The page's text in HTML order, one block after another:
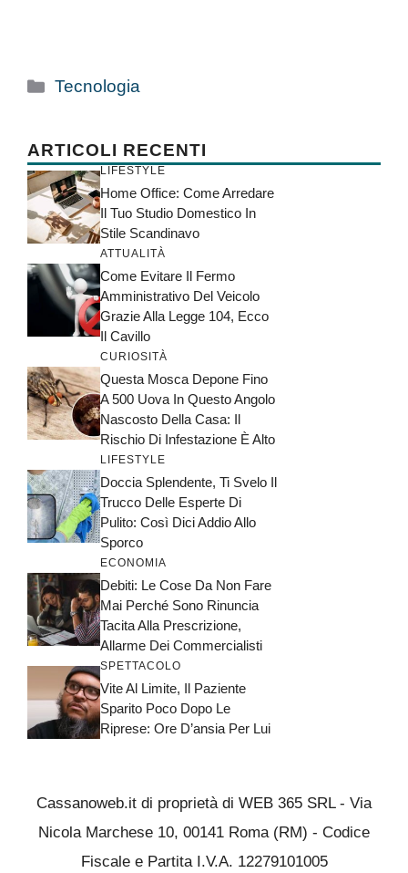
Categorie
Tecnologia
ARTICOLI RECENTI
LIFESTYLE
Home Office: Come Arredare
Il Tuo Studio Domestico In
Stile Scandinavo
ATTUALITÀ
Come Evitare Il Fermo
Amministrativo Del Veicolo
Grazie Alla Legge 104, Ecco
Il Cavillo
CURIOSITÀ
Questa Mosca Depone Fino
A 500 Uova In Questo Angolo
Nascosto Della Casa: Il
Rischio Di Infestazione È Alto
LIFESTYLE
Doccia Splendente, Ti Svelo Il
Trucco Delle Esperte Di
Pulito: Così Dici Addio Allo
Sporco
ECONOMIA
Debiti: Le Cose Da Non Fare
Mai Perché Sono Rinuncia
Tacita Alla Prescrizione,
Allarme Dei Commercialisti
SPETTACOLO
Vite Al Limite, Il Paziente
Sparito Poco Dopo Le
Riprese: Ore D’ansia Per Lui
Cassanoweb.it di proprietà di WEB 365 SRL - Via
Nicola Marchese 10, 00141 Roma (RM) - Codice
Fiscale e Partita I.V.A. 12279101005